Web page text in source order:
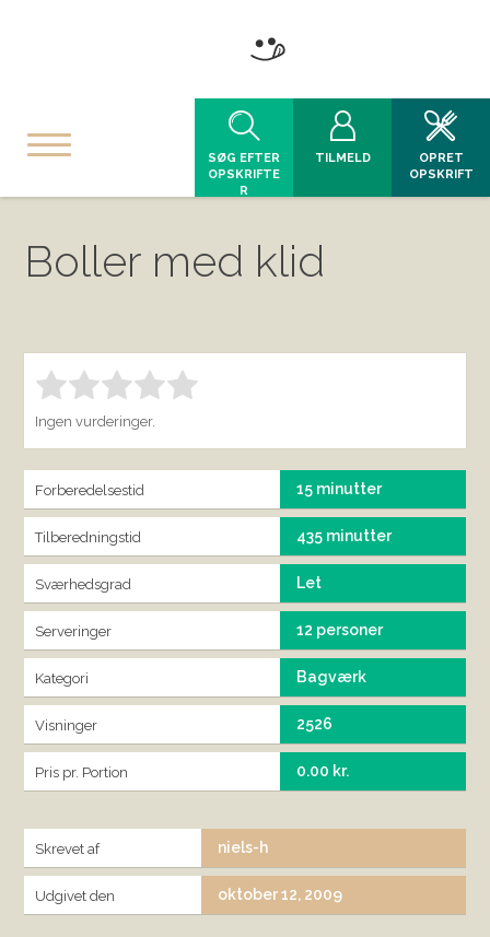
SØG EFTER
OPSKRIFTE
R
TILMELD
OPRET
OPSKRIFT
Boller med klid
Bedøm denne vare: 1.00
Ingen vurderinger.
Forberedelsestid 15 minutter
Tilberedningstid 435 minutter
Sværhedsgrad Let
Serveringer 12 personer
Kategori Bagværk
Visninger 2526
Pris pr. Portion 0.00 kr.
Skrevet af niels-h
Udgivet den oktober 12, 2009